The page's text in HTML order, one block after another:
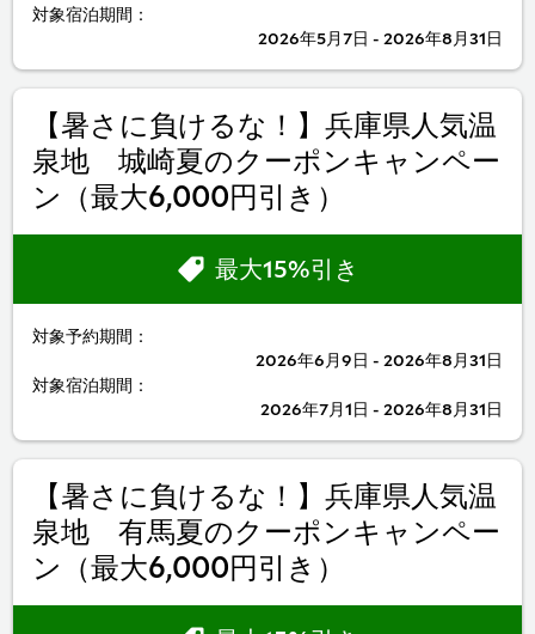
対象宿泊期間：
2026年5月7日 - 2026年8月31日
対象予約期間：
2026年6月9日 - 2026年8月31日
対象宿泊期間：
2026年7月1日 - 2026年8月31日
最大15%引き
【暑さに負けるな！】兵庫県人気温
泉地 城崎夏のクーポンキャンペー
ン（最大6,000円引き）
【暑さに負けるな！】兵庫県人気温
泉地 有馬夏のクーポンキャンペー
ン（最大6,000円引き）